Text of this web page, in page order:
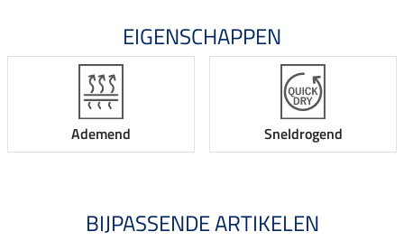
EIGENSCHAPPEN
Ademend Sneldrogend
BIJPASSENDE ARTIKELEN